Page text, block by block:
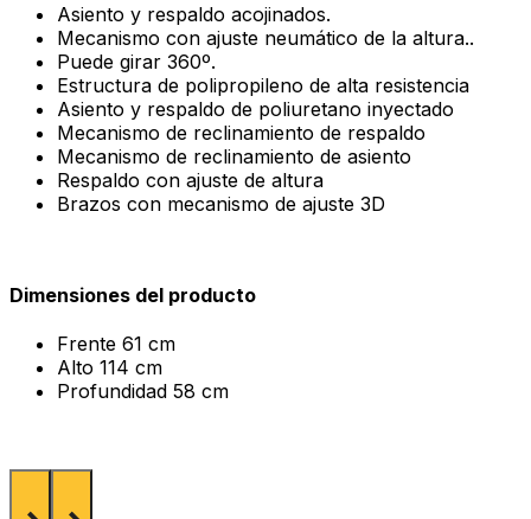
Asiento y respaldo acojinados.
Mecanismo con ajuste neumático de la altura..
Puede girar 360º.
Estructura de polipropileno de alta resistencia
Asiento y respaldo de poliuretano inyectado
Mecanismo de reclinamiento de respaldo
Mecanismo de reclinamiento de asiento
Respaldo con ajuste de altura
Brazos con mecanismo de ajuste 3D
Dimensiones del producto
Frente 61 cm
Alto 114 cm
Profundidad 58 cm